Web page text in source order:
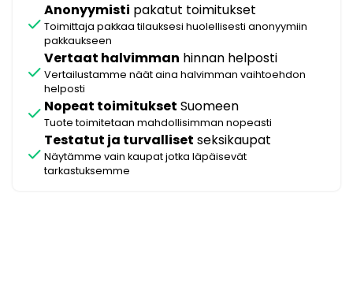
check
Anonyymisti pakatut toimitukset
Toimittaja pakkaa tilauksesi huolellisesti anonyymiin
pakkaukseen
check
Vertaat halvimman hinnan helposti
Vertailustamme näät aina halvimman vaihtoehdon
helposti
check Nopeat toimitukset Suomeen
Tuote toimitetaan mahdollisimman nopeasti
check
Testatut ja turvalliset seksikaupat
Näytämme vain kaupat jotka läpäisevät
tarkastuksemme